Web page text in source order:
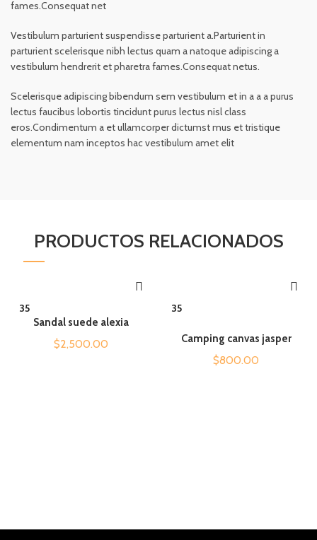
fames.Consequat net
Vestibulum parturient suspendisse parturient a.Parturient in
parturient scelerisque nibh lectus quam a natoque adipiscing a
vestibulum hendrerit et pharetra fames.Consequat netus.
Scelerisque adipiscing bibendum sem vestibulum et in a a a purus
lectus faucibus lobortis tincidunt purus lectus nisl class
eros.Condimentum a et ullamcorper dictumst mus et tristique
elementum nam inceptos hac vestibulum amet elit
PRODUCTOS RELACIONADOS
35
Sandal suede alexia
$2,500.00
35
Camping canvas jasper
$800.00